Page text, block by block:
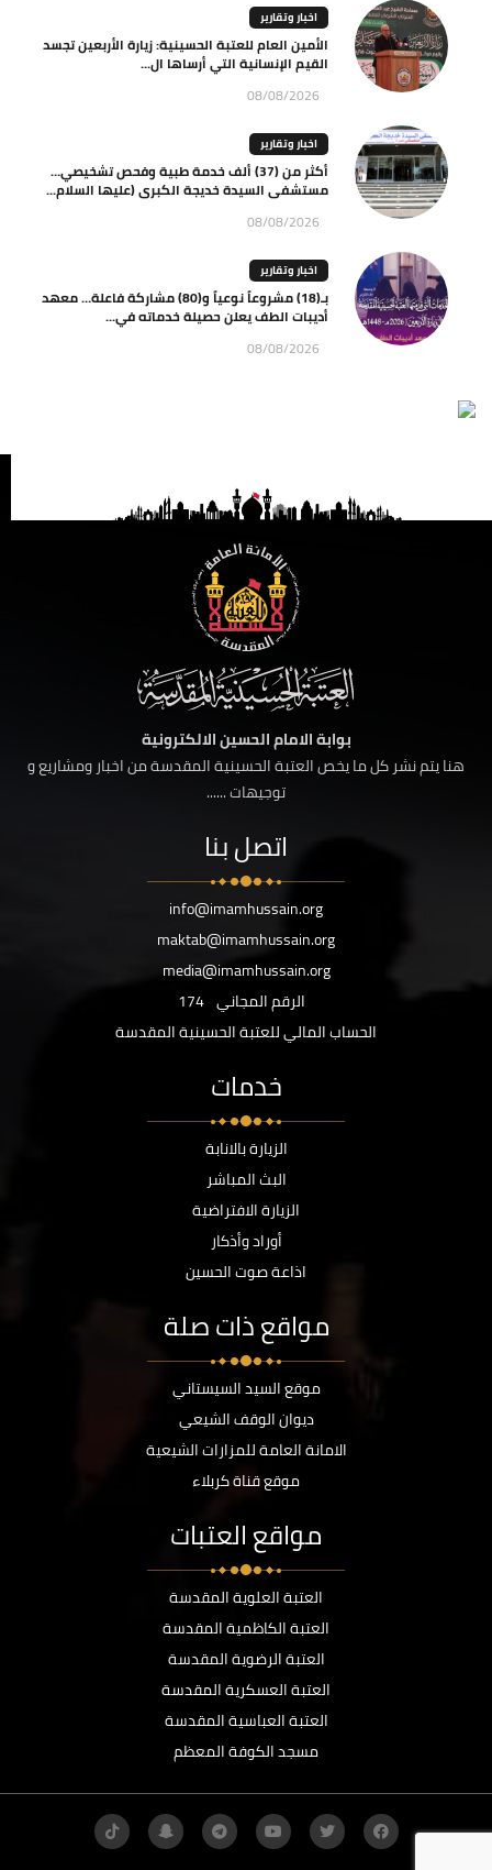
اخبار وتقارير
الأمين العام للعتبة الحسينية: زيارة الأربعين تجسد
القيم الإنسانية التي أرساها ال...
08/08/2026
اخبار وتقارير
أكثر من (37) ألف خدمة طبية وفحص تشخيصي…
مستشفى السيدة خديجة الكبرى (عليها السلام...
08/08/2026
اخبار وتقارير
بـ(18) مشروعاً نوعياً و(80) مشاركة فاعلة… معهد
أديبات الطف يعلن حصيلة خدماته في...
08/08/2026
بوابة الامام الحسين الالكترونية
هنا يتم نشر كل ما يخص العتبة الحسينية المقدسة من اخبار ومشاريع و
توجيهات ......
اتصل بنا
info@imamhussain.org
maktab@imamhussain.org
media@imamhussain.org
الرقم المجاني 174
الحساب المالي للعتبة الحسينية المقدسة
خدمات
الزيارة بالانابة
البث المباشر
الزيارة الافتراضية
أوراد وأذكار
اذاعة صوت الحسين
مواقع ذات صلة
موقع السيد السيستاني
ديوان الوقف الشيعي
الامانة العامة للمزارات الشيعية
موقع قناة كربلاء
مواقع العتبات
العتبة العلوية المقدسة
العتبة الكاظمية المقدسة
العتبة الرضوية المقدسة
العتبة العسكرية المقدسة
العتبة العباسية المقدسة
مسجد الكوفة المعظم